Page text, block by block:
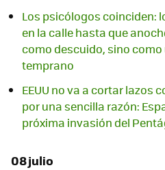
Los psicólogos coinciden:
en la calle hasta que
como descuido, sino
temprano
EEUU no va a cortar lazos
por una sencilla razón:
próxima invasión del
08 julio